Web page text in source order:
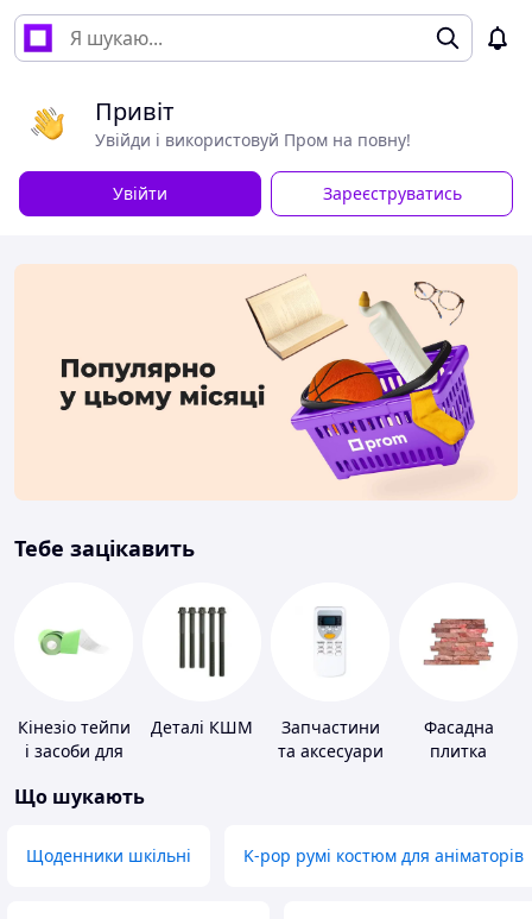
Привіт
Увійди і використовуй Пром на повну!
Увійти Зареєструватись
Тебе зацікавить
Кінезіо тейпи
і засоби для
Деталі КШМ
Запчастини
та аксесуари
Фасадна
плитка
Що шукають
Щоденники шкільні K-pop румі костюм для аніматорів